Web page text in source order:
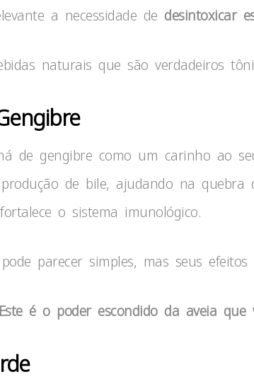
a necessidade de desintoxicar
naturais que são verdadeiros
de gengibre como um carinho ao
de bile, ajudando na quebra
o sistema imunológico.
parecer simples, mas seus efeitos
é o poder escondido da aveia que